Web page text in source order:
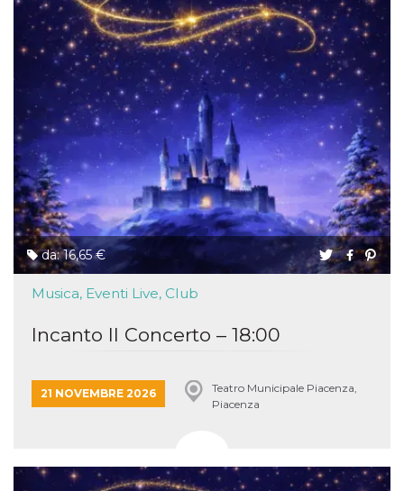
da: 16,65 €
Musica, Eventi Live, Club
Incanto Il Concerto – 18:00
21 NOVEMBRE 2026
Teatro Municipale Piacenza,
Piacenza